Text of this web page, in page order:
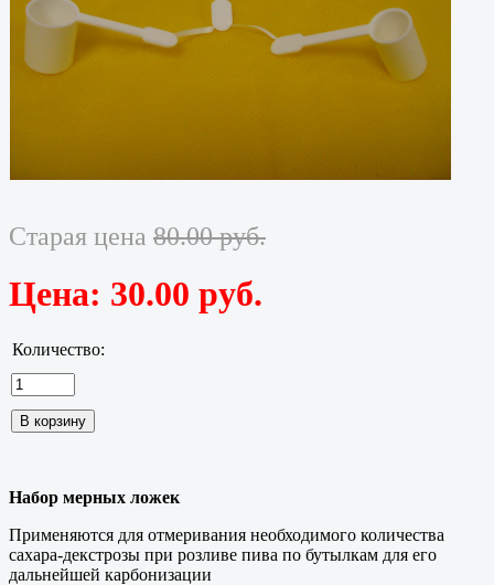
Старая цена 80.00 руб.
Цена: 30.00 руб.
Количество:
Набор мерных ложек
Применяются для отмеривания необходимого количества
сахара-декстрозы при розливе пива по бутылкам для его
дальнейшей карбонизации